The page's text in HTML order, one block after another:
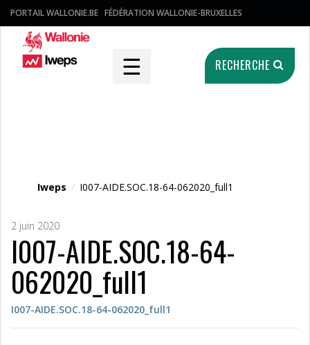
PORTAIL WALLONIE.BE FÉDÉRATION WALLONIE-BRUXELLES
☰ RECHERCHE
Iweps / I007-AIDE.SOC.18-64-062020_full1
2 juin 2020
I007-AIDE.SOC.18-64-
062020_full1
I007-AIDE.SOC.18-64-062020_full1